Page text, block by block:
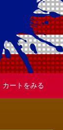
カートをみる